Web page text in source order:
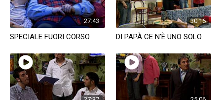
27:43
SPECIALE FUORI CORSO
30:16
DI PAPÀ CE N'È UNO SOLO